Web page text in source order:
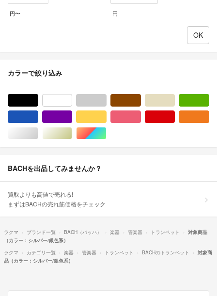
円〜 円
カラーで絞り込み
シルバー/銀色系ゴールド/金色系マルチカラー
BACHを出品してみませんか？
買取よりも高値で売れる!
まずはBACHの売れ筋価格をチェック
ラクマ ブランド一覧 BACH（バッハ） 楽器 管楽器 トランペット
対象商品
（カラー：シルバー/銀色系）
ラクマ
カテゴリ一覧 楽器 管楽器 トランペット BACHのトランペット
対象商
品（カラー：シルバー/銀色系）